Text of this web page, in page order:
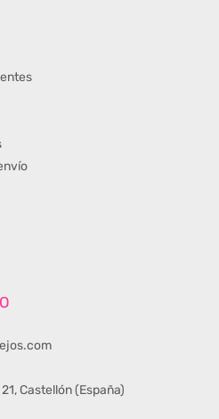
Castellón (España)